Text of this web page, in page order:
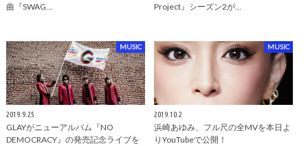
曲『SWAG…
Project』シーズン2が…
MUSIC
2019.9.25
GLAYがニューアルバム『NO
DEMOCRACY』の発売記念ライブを
MUSIC
2019.10.2
浜崎あゆみ、フル尺の全MVを本日よ
りYouTubeで公開！